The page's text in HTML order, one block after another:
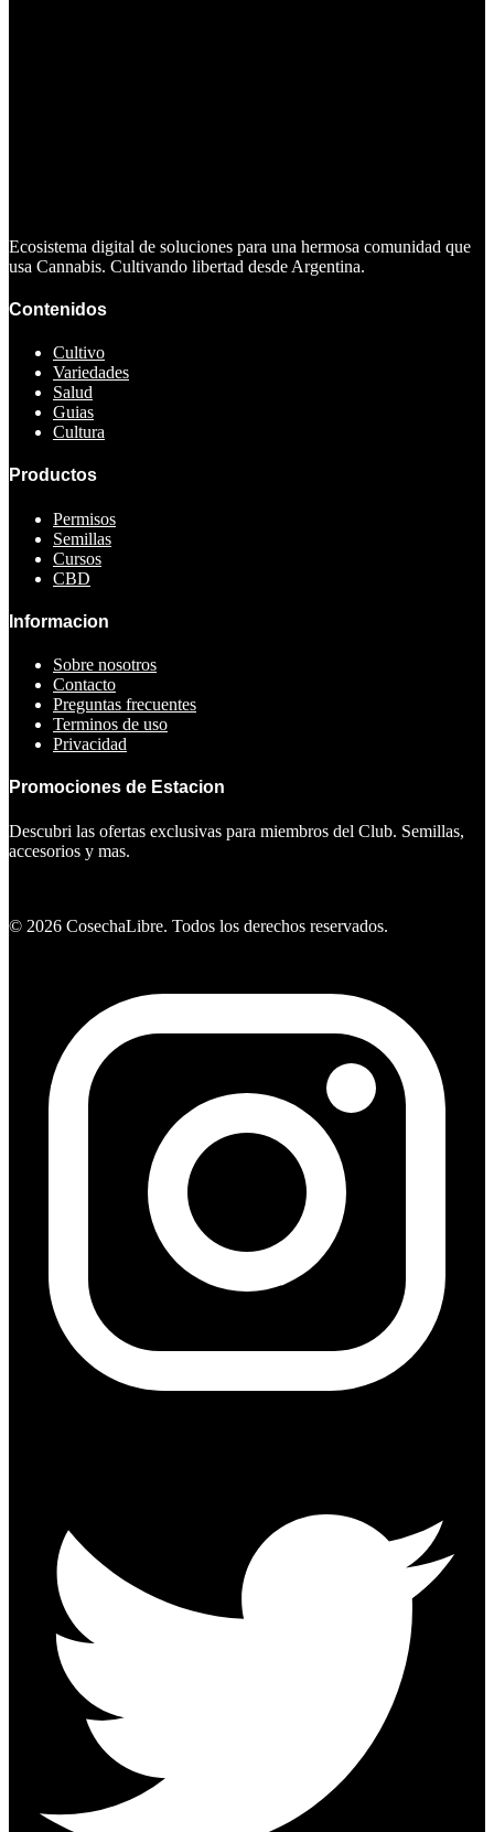
Ecosistema digital de soluciones para una hermosa comunidad que
usa Cannabis. Cultivando libertad desde Argentina.
Contenidos
Cultivo
Variedades
Salud
Guias
Cultura
Productos
Permisos
Semillas
Cursos
CBD
Informacion
Sobre nosotros
Contacto
Preguntas frecuentes
Terminos de uso
Privacidad
Promociones de Estacion
Descubri las ofertas exclusivas para miembros del Club. Semillas,
accesorios y mas.
© 2026 CosechaLibre. Todos los derechos reservados.